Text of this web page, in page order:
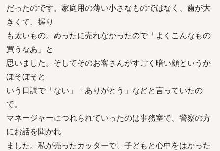
だったのです。家庭用の薄い小さなものではなく、歯が大
きくて、握り
も太いもの。めったに売れなかったので「よくこんなもの
買うなあ」と
思いました。そしてそのお客さんがすごく暗い顔というか
ぼそぼそと
いう口調で「ない」「ありがとう」などと言っていたの
で。
マネージャーにつれられていったのは事務室で、警察の方
にお話を聞かれ
ました。私が売ったカッターで、子どもと心中をはかった